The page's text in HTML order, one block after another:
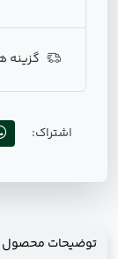
گزینه
اشتراک:
توضیحات محصول